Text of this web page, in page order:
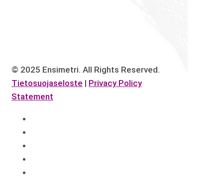
© 2025 Ensimetri. All Rights Reserved.
Tietosuojaseloste | Privacy Policy
Statement